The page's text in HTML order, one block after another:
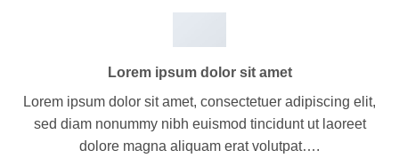
Lorem ipsum dolor sit amet
Lorem ipsum dolor sit amet, consectetuer adipiscing elit,
sed diam nonummy nibh euismod tincidunt ut laoreet
dolore magna aliquam erat volutpat….